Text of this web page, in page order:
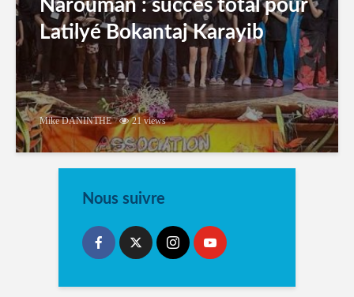
Narouman : succés total pour
Latilyé Bokantaj Karayib
Mike DANINTHE 21 views
Nous suivre